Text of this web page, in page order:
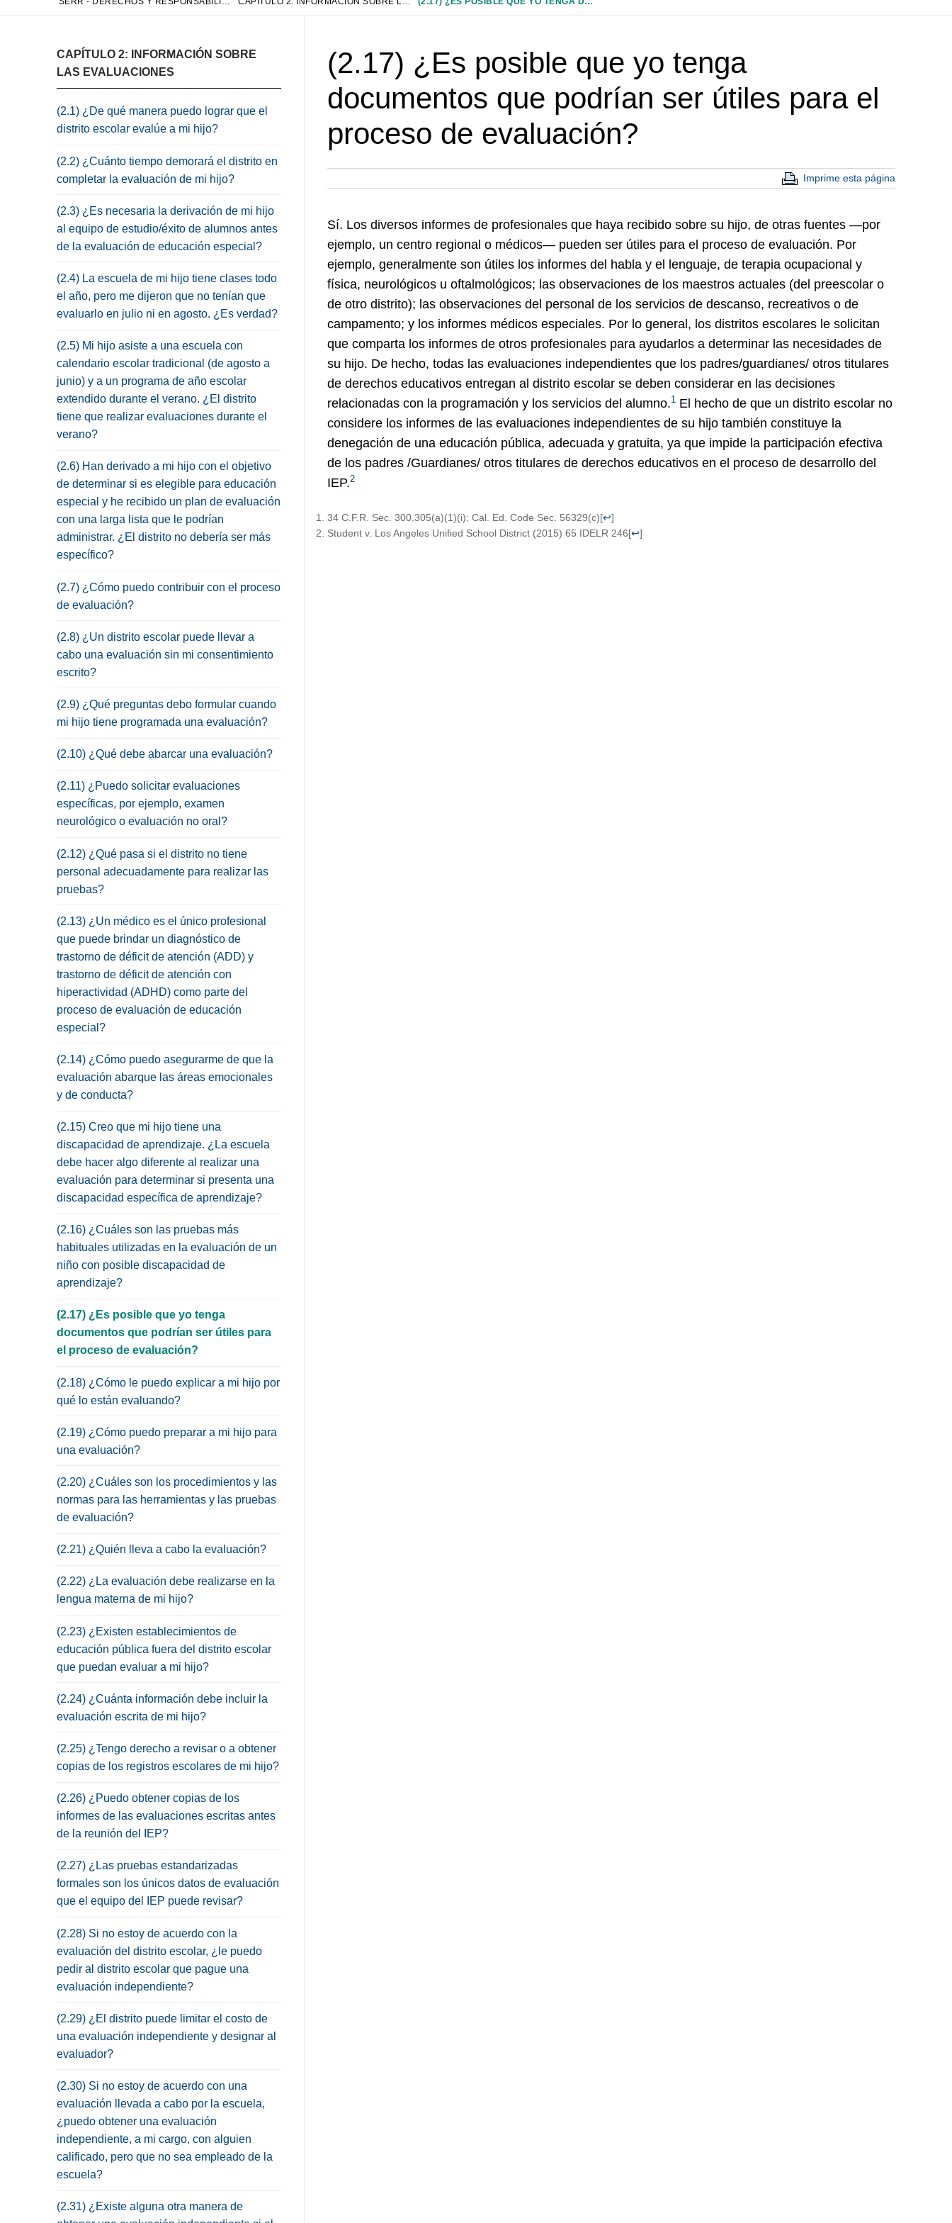
CAPÍTULO 2: INFORMACIÓN SOBRE
LAS EVALUACIONES
(2.1) ¿De qué manera puedo lograr que el
distrito escolar evalúe a mi hijo?
(2.2) ¿Cuánto tiempo demorará el distrito en
completar la evaluación de mi hijo?
(2.3) ¿Es necesaria la derivación de mi hijo
al equipo de estudio/éxito de alumnos antes
de la evaluación de educación especial?
(2.4) La escuela de mi hijo tiene clases todo
el año, pero me dijeron que no tenían que
evaluarlo en julio ni en agosto. ¿Es verdad?
(2.5) Mi hijo asiste a una escuela con
calendario escolar tradicional (de agosto a
junio) y a un programa de año escolar
extendido durante el verano. ¿El distrito
tiene que realizar evaluaciones durante el
verano?
(2.6) Han derivado a mi hijo con el objetivo
de determinar si es elegible para educación
especial y he recibido un plan de evaluación
con una larga lista que le podrían
administrar. ¿El distrito no debería ser más
específico?
(2.7) ¿Cómo puedo contribuir con el proceso
de evaluación?
(2.8) ¿Un distrito escolar puede llevar a
cabo una evaluación sin mi consentimiento
escrito?
(2.9) ¿Qué preguntas debo formular cuando
mi hijo tiene programada una evaluación?
(2.10) ¿Qué debe abarcar una evaluación?
(2.11) ¿Puedo solicitar evaluaciones
específicas, por ejemplo, examen
neurológico o evaluación no oral?
(2.12) ¿Qué pasa si el distrito no tiene
personal adecuadamente para realizar las
pruebas?
(2.13) ¿Un médico es el único profesional
que puede brindar un diagnóstico de
trastorno de déficit de atención (ADD) y
trastorno de déficit de atención con
hiperactividad (ADHD) como parte del
proceso de evaluación de educación
especial?
(2.14) ¿Cómo puedo asegurarme de que la
evaluación abarque las áreas emocionales
y de conducta?
(2.15) Creo que mi hijo tiene una
discapacidad de aprendizaje. ¿La escuela
debe hacer algo diferente al realizar una
evaluación para determinar si presenta una
discapacidad específica de aprendizaje?
(2.16) ¿Cuáles son las pruebas más
habituales utilizadas en la evaluación de un
niño con posible discapacidad de
aprendizaje?
(2.17) ¿Es posible que yo tenga
documentos que podrían ser útiles para
el proceso de evaluación?
(2.18) ¿Cómo le puedo explicar a mi hijo por
qué lo están evaluando?
(2.19) ¿Cómo puedo preparar a mi hijo para
una evaluación?
(2.20) ¿Cuáles son los procedimientos y las
normas para las herramientas y las pruebas
de evaluación?
(2.21) ¿Quién lleva a cabo la evaluación?
(2.22) ¿La evaluación debe realizarse en la
lengua materna de mi hijo?
(2.23) ¿Existen establecimientos de
educación pública fuera del distrito escolar
que puedan evaluar a mi hijo?
(2.24) ¿Cuánta información debe incluir la
evaluación escrita de mi hijo?
(2.25) ¿Tengo derecho a revisar o a obtener
copias de los registros escolares de mi hijo?
(2.26) ¿Puedo obtener copias de los
informes de las evaluaciones escritas antes
de la reunión del IEP?
(2.27) ¿Las pruebas estandarizadas
formales son los únicos datos de evaluación
que el equipo del IEP puede revisar?
(2.28) Si no estoy de acuerdo con la
evaluación del distrito escolar, ¿le puedo
pedir al distrito escolar que pague una
evaluación independiente?
(2.29) ¿El distrito puede limitar el costo de
una evaluación independiente y designar al
evaluador?
(2.30) Si no estoy de acuerdo con una
evaluación llevada a cabo por la escuela,
¿puedo obtener una evaluación
independiente, a mi cargo, con alguien
calificado, pero que no sea empleado de la
escuela?
(2.31) ¿Existe alguna otra manera de
(2.17) ¿Es posible que yo tenga
documentos que podrían ser útiles para el
proceso de evaluación?
Imprime esta página
Sí. Los diversos informes de profesionales que haya recibido sobre su hijo, de otras fuentes —por
ejemplo, un centro regional o médicos— pueden ser útiles para el proceso de evaluación. Por
ejemplo, generalmente son útiles los informes del habla y el lenguaje, de terapia ocupacional y
física, neurológicos u oftalmológicos; las observaciones de los maestros actuales (del preescolar o
de otro distrito); las observaciones del personal de los servicios de descanso, recreativos o de
campamento; y los informes médicos especiales. Por lo general, los distritos escolares le solicitan
que comparta los informes de otros profesionales para ayudarlos a determinar las necesidades de
su hijo. De hecho, todas las evaluaciones independientes que los padres/guardianes/ otros titulares
de derechos educativos entregan al distrito escolar se deben considerar en las decisiones
relacionadas con la programación y los servicios del alumno.1El hecho de que un distrito escolar no
considere los informes de las evaluaciones independientes de su hijo también constituye la
denegación de una educación pública, adecuada y gratuita, ya que impide la participación efectiva
de los padres /Guardianes/ otros titulares de derechos educativos en el proceso de desarrollo del
IEP.2
34 C.F.R. Sec. 300.305(a)(1)(i); Cal. Ed. Code Sec. 56329(c)[↩]
Student v. Los Angeles Unified School District (2015) 65 IDELR 246[↩]